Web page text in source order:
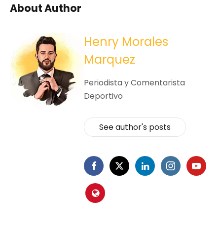
About Author
Henry Morales
Marquez
Periodista y Comentarista
Deportivo
See author's posts